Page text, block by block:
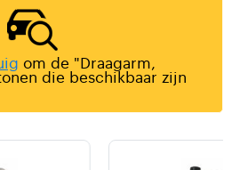
om de "Draagarm,
die beschikbaar zijn